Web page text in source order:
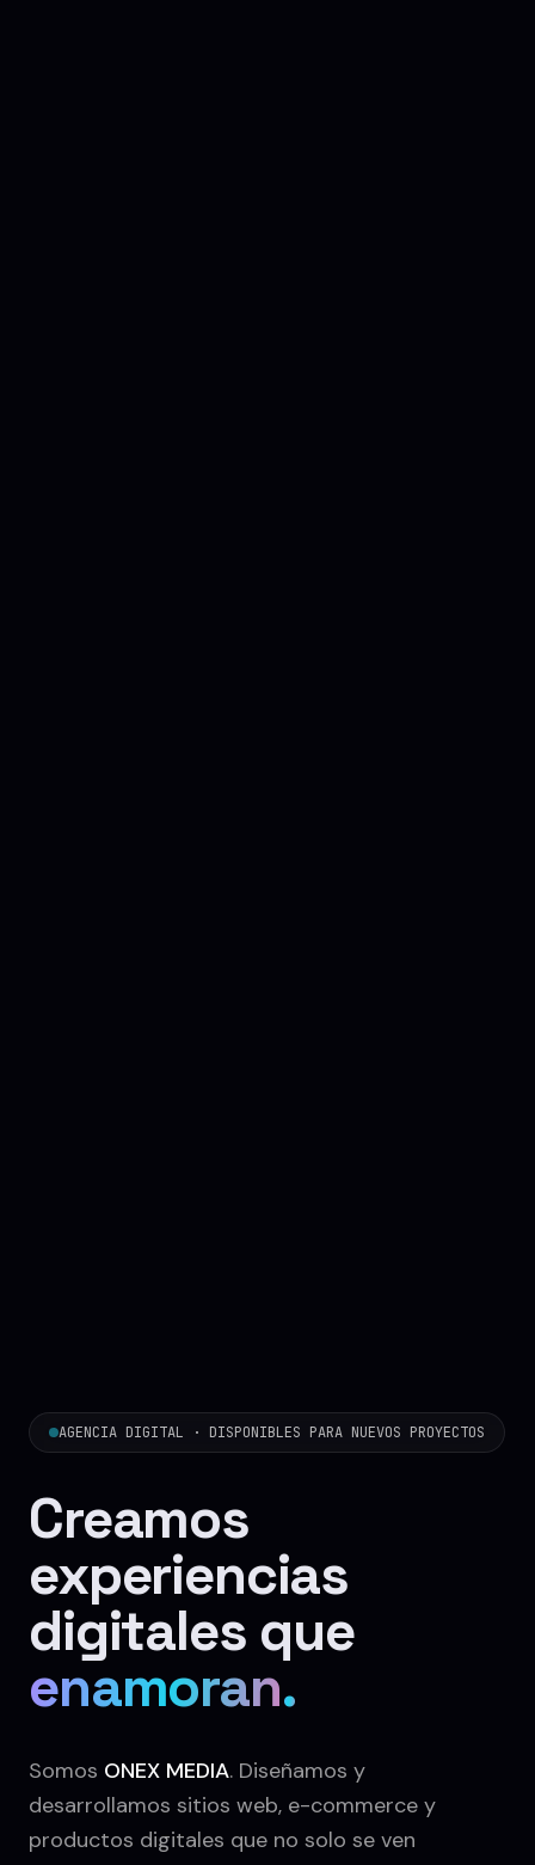
AGENCIA DIGITAL · DISPONIBLES PARA NUEVOS PROYECTOS
Creamos
experiencias
digitales que
venden.
Somos ONEX MEDIA. Diseñamos y
desarrollamos sitios web, e-commerce y
productos digitales que no solo se ven